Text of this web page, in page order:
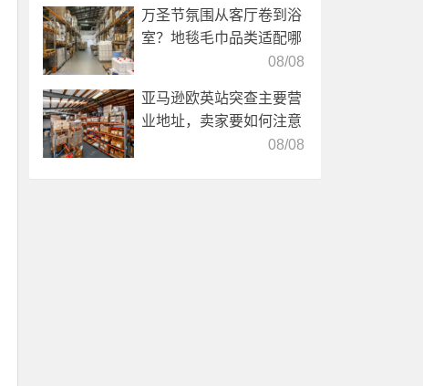
万圣节氛围从客厅卷到浴
室？地毯毛巾品类适配哪
08/08
亚马逊欧英站突查主要营
业地址，卖家要如何注意
08/08